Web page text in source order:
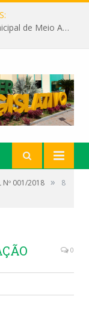
Câmara recebe palestra da Secretária Municipal de Meio Ambiente sobre as ações da “SEMANA DO MEIO AMBIENTE”
Nº 001/2018 »
8
0